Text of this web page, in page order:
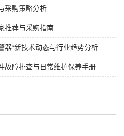
采购策略分析
推荐与采购指南
器*新技术动态与行业趋势分析
故障排查与日常维护保养手册